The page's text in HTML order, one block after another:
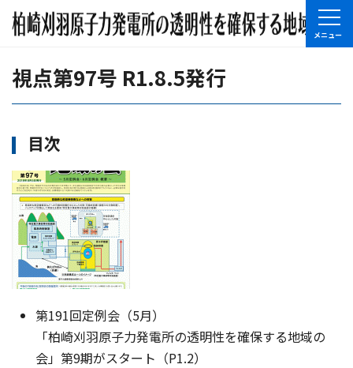
視点第97号 R1.8.5発行
目次
第191回定例会（5月）
「柏崎刈羽原子力発電所の透明性を確保する地域の
会」第9期がスタート（P1.2）